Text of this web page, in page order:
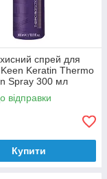
спрей для
Keratin Thermo
Spray 300 мл
відправки
Купити